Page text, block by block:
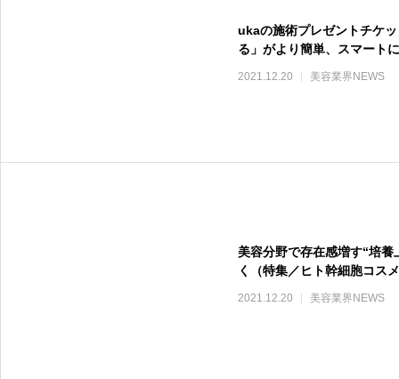
ukaの施術プレゼントチケ
る」がより簡単、スマート
2021.12.20 美容業界NEWS
美容分野で存在感増す“培
く（特集／ヒト幹細胞コス
2021.12.20 美容業界NEWS